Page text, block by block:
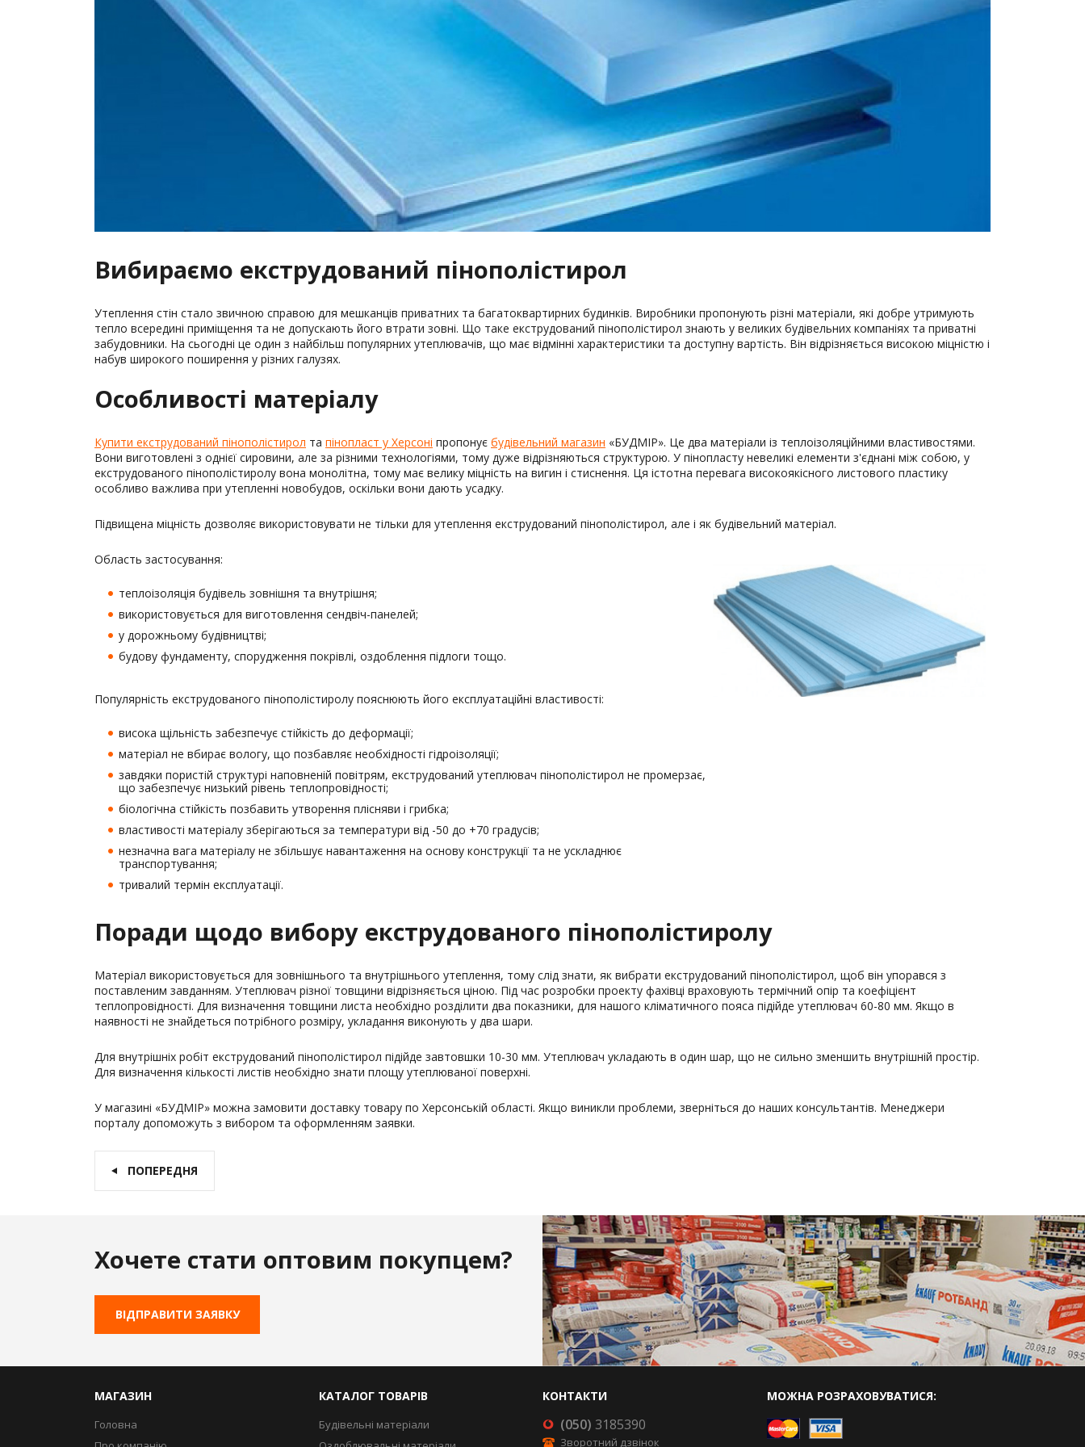
Вибираємо екструдований пінополістирол
Утеплення стін стало звичною справою для мешканців приватних та багатоквартирних будинків. Виробники пропонують різні матеріали, які добре утримують
тепло всередині приміщення та не допускають його втрати зовні. Що таке екструдований пінополістирол знають у великих будівельних компаніях та приватні
забудовники. На сьогодні це один з найбільш популярних утеплювачів, що має відмінні характеристики та доступну вартість. Він відрізняється високою міцністю і
набув широкого поширення у різних галузях.
Особливості матеріалу
Купити екструдований пінополістирол та пінопласт у Херсоні пропонує будівельний магазин «БУДМІР». Це два матеріали із теплоізоляційними властивостями.
Вони виготовлені з однієї сировини, але за різними технологіями, тому дуже відрізняються структурою. У пінопласту невеликі елементи з'єднані між собою, у
екструдованого пінополістиролу вона монолітна, тому має велику міцність на вигин і стиснення. Ця істотна перевага високоякісного листового пластику
особливо важлива при утепленні новобудов, оскільки вони дають усадку.
Підвищена міцність дозволяє використовувати не тільки для утеплення екструдований пінополістирол, але і як будівельний матеріал.
Область застосування:
теплоізоляція будівель зовнішня та внутрішня;
використовується для виготовлення сендвіч-панелей;
у дорожньому будівництві;
будову фундаменту, спорудження покрівлі, оздоблення підлоги тощо.
Популярність екструдованого пінополістиролу пояснюють його експлуатаційні властивості:
висока щільність забезпечує стійкість до деформації;
матеріал не вбирає вологу, що позбавляє необхідності гідроізоляції;
завдяки пористій структурі наповненій повітрям, екструдований утеплювач пінополістирол не промерзає,
що забезпечує низький рівень теплопровідності;
біологічна стійкість позбавить утворення плісняви ​​і грибка;
властивості матеріалу зберігаються за температури від -50 до +70 градусів;
незначна вага матеріалу не збільшує навантаження на основу конструкції та не ускладнює
транспортування;
тривалий термін експлуатації.
Поради щодо вибору екструдованого пінополістиролу
Матеріал використовується для зовнішнього та внутрішнього утеплення, тому слід знати, як вибрати екструдований пінополістирол, щоб він упорався з
поставленим завданням. Утеплювач різної товщини відрізняється ціною. Під час розробки проекту фахівці враховують термічний опір та коефіцієнт
теплопровідності. Для визначення товщини листа необхідно розділити два показники, для нашого кліматичного пояса підійде утеплювач 60-80 мм. Якщо в
наявності не знайдеться потрібного розміру, укладання виконують у два шари.
Для внутрішніх робіт екструдований пінополістирол підійде завтовшки 10-30 мм. Утеплювач укладають в один шар, що не сильно зменшить внутрішній простір.
Для визначення кількості листів необхідно знати площу утеплюваної поверхні.
У магазині «БУДМІР» можна замовити доставку товару по Херсонській області. Якщо виникли проблеми, зверніться до наших консультантів. Менеджери
порталу допоможуть з вибором та оформленням заявки.
ПОПЕРЕДНЯ
Хочете стати оптовим покупцем?
ВІДПРАВИТИ ЗАЯВКУ
МАГАЗИН
Головна
КАТАЛОГ ТОВАРІВ
Будівельні матеріали
КОНТАКТИ
(050) 3185390
Зворотний дзвінок
МОЖНА РОЗРАХОВУВАТИСЯ: